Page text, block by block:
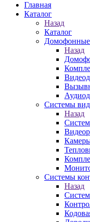
Главная
Каталог
Назад
Каталог
Назад
Системы
Назад
Системы
Назад